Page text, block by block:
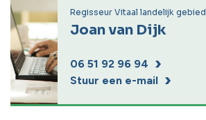
Regisseur Vitaal landelijk gebied
Joan van Dijk
06 51 92 96 94
Stuur een e-mail